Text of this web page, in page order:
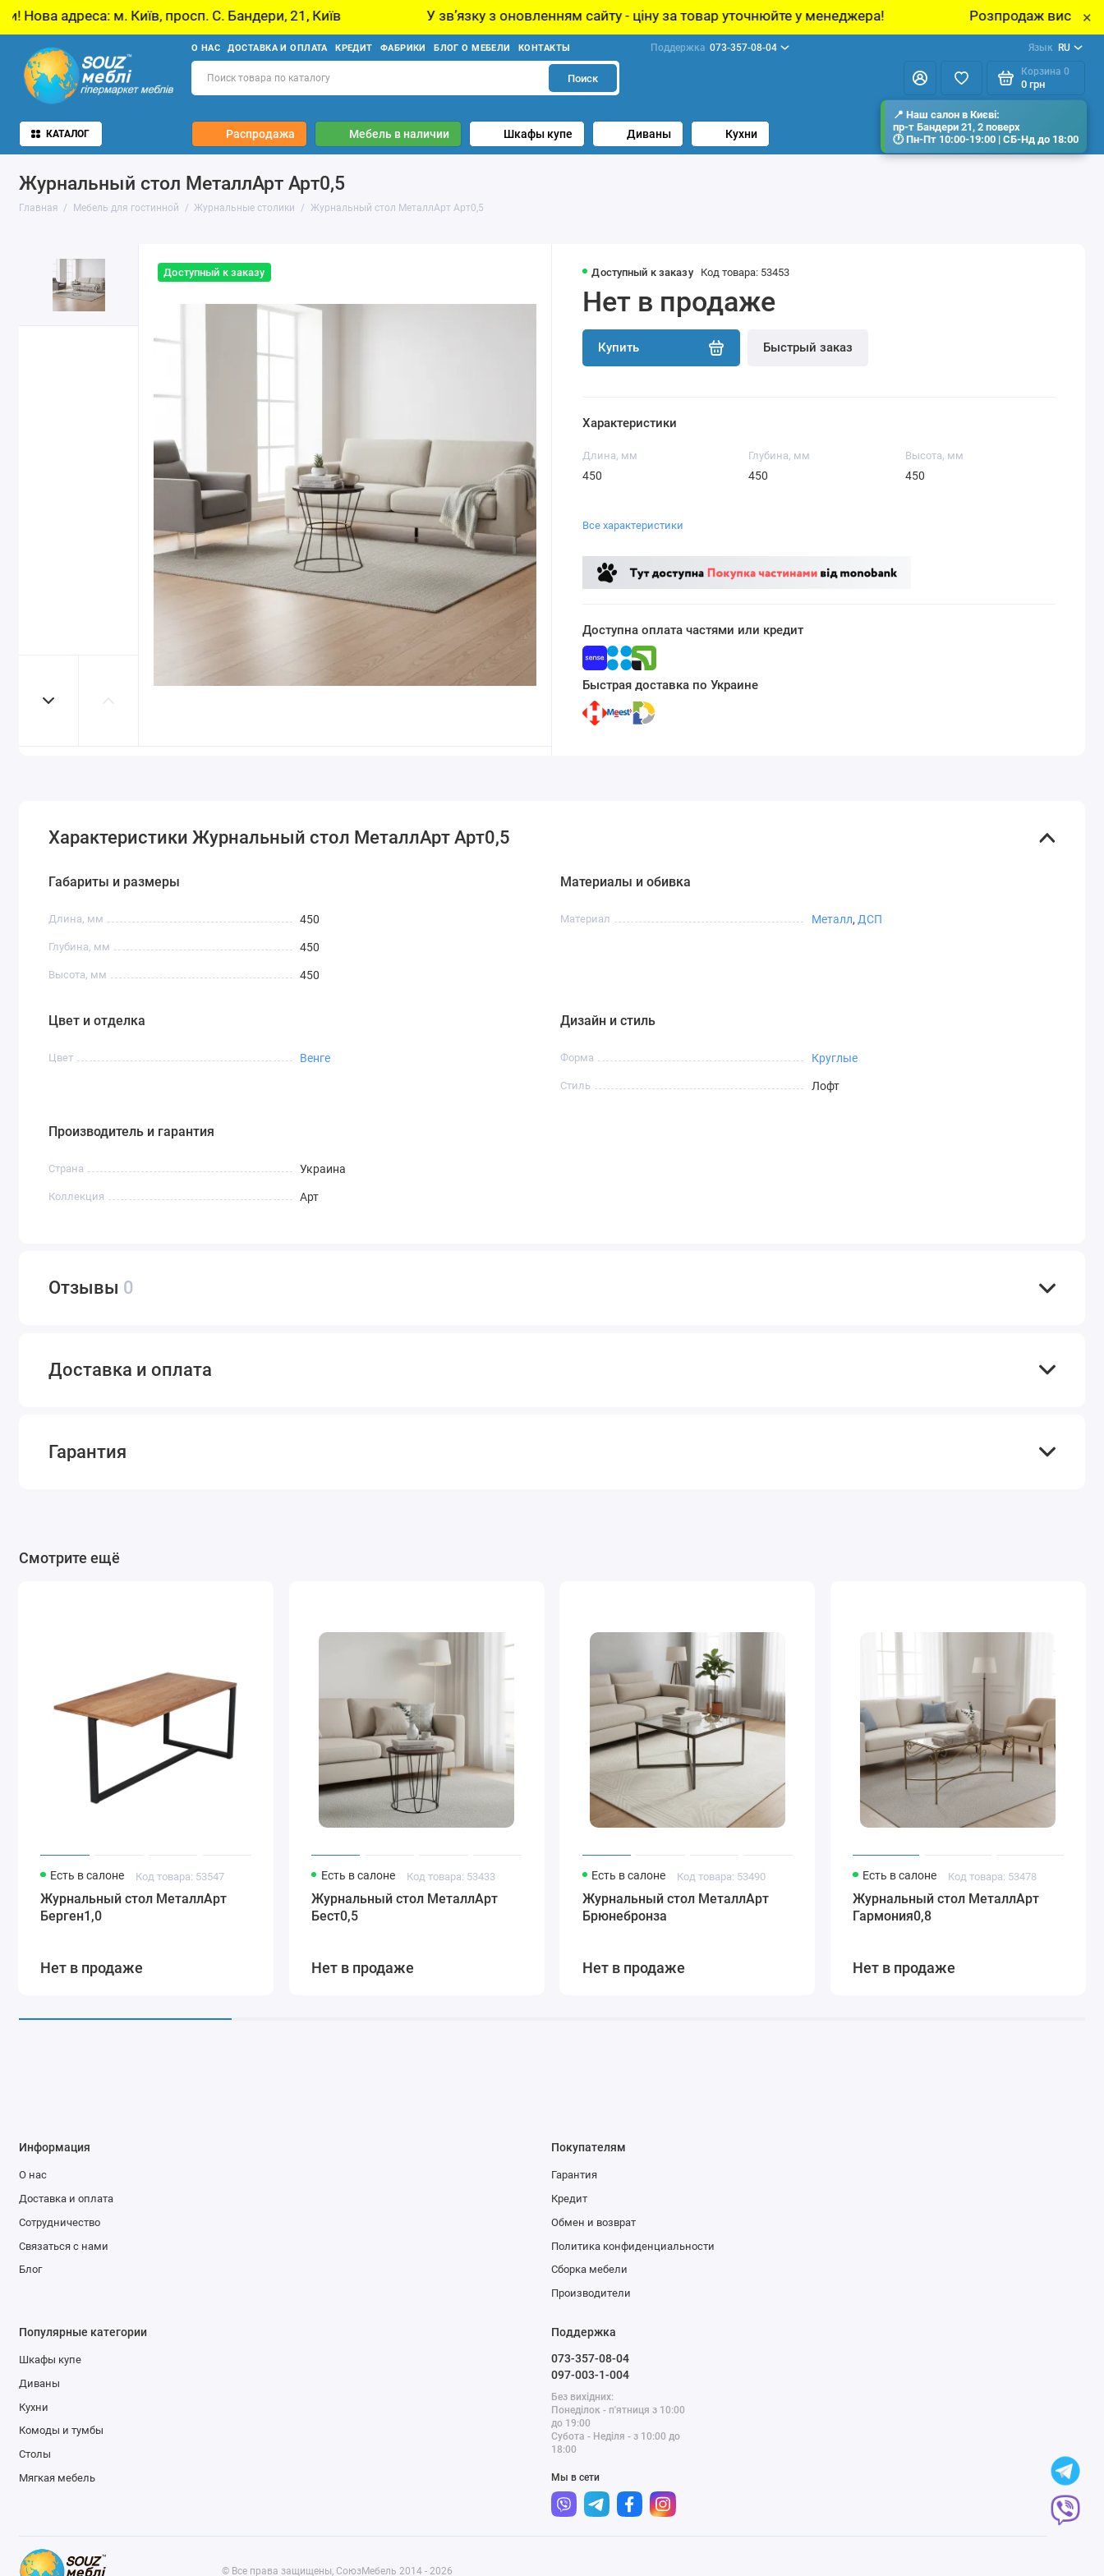
м. Київ, просп. С. Бандери, 21, Київ У звʼязку з оновленням сайту - ціну за товар уточнюйте у менеджера! Розпродаж виставкових зразків
×
О НАС ДОСТАВКА И ОПЛАТА КРЕДИТ ФАБРИКИ БЛОГ О МЕБЕЛИ КОНТАКТЫ Поддержка 073-357-08-04 Язык RU
Поиск
Корзина 0
0 грн
КАТАЛОГ Распродажа Мебель в наличии Шкафы купе Диваны Кухни
Журнальный стол МеталлАрт Арт0,5
Главная Мебель для гостинной Журнальные столики Журнальный стол МеталлАрт Арт0,5
Доступный к заказу Доступный к заказу Код товара: 53453
Нет в продаже
Купить Быстрый заказ
Характеристики
Длина, мм
450
Глубина, мм
450
Высота, мм
450
Все характеристики
Доступна оплата частями или кредит
Быстрая доставка по Украине
Характеристики Журнальный стол МеталлАрт Арт0,5
Габариты и размеры
Длина, мм 450
Глубина, мм 450
Высота, мм 450
Материалы и обивка
Материал Металл, ДСП
Цвет и отделка
Цвет Венге
Дизайн и стиль
Форма Круглые
Стиль Лофт
Производитель и гарантия
Страна Украина
Коллекция Арт
Отзывы 0
Доставка и оплата
Гарантия
Смотрите ещё
Есть в салоне Код товара: 53547
Журнальный стол МеталлАрт
Берген1,0
Нет в продаже
Есть в салоне Код товара: 53433
Журнальный стол МеталлАрт
Бест0,5
Нет в продаже
Есть в салоне Код товара: 53490
Журнальный стол МеталлАрт
Брюнебронза
Нет в продаже
Есть в салоне Код товара: 53478
Журнальный стол МеталлАрт
Гармония0,8
Нет в продаже
Информация
О нас
Доставка и оплата
Сотрудничество
Связаться с нами
Блог
Покупателям
Гарантия
Кредит
Обмен и возврат
Политика конфиденциальности
Сборка мебели
Производители
Популярные категории
Шкафы купе
Диваны
Кухни
Комоды и тумбы
Столы
Мягкая мебель
Поддержка
073-357-08-04
097-003-1-004
Без вихідних:
Понеділок - п'ятниця з 10:00
до 19:00
Субота - Неділя - з 10:00 до
18:00
Мы в сети
© Все права защищены, СоюзМебель 2014 - 2026